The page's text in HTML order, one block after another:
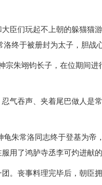
臣们玩起不上朝的躲猫猫
终于被册封为太子，胆战
朱翊钧长子，在位期间
气吞声、夹着尾巴做人是
朱常洛同志终于登基为帝
用了鸿胪寺丞李可灼进献
。丧事料理完毕后，朝臣